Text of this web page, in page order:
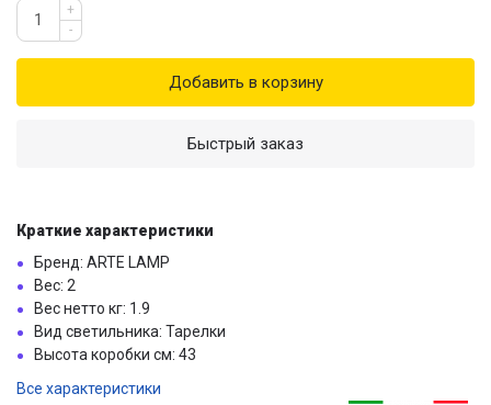
+
-
Добавить в корзину
Быстрый заказ
Краткие характеристики
Бренд: ARTE LAMP
Вес: 2
Вес нетто кг: 1.9
Вид светильника: Тарелки
Высота коробки см: 43
Все характеристики